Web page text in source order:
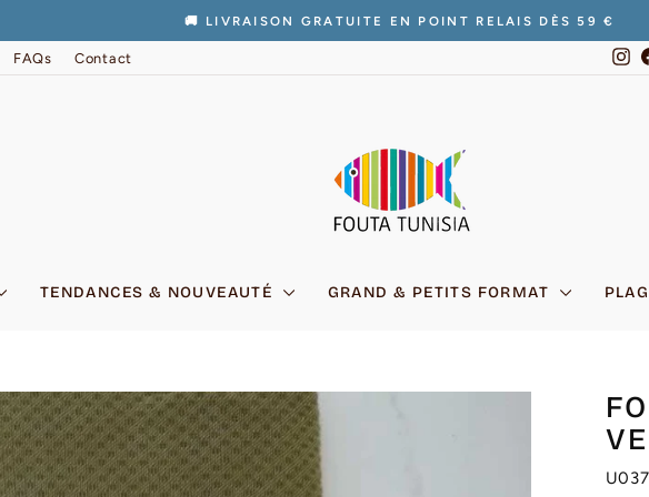
Diaporama
🚚 LIVRAISON GRATUITE EN POINT RELAIS DÈS 59 €
FAQs Contact
TENDANCES & NOUVEAUTÉ GRAND & PETITS FORMAT
U037